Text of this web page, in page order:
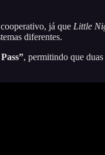
já que Little
diferentes.
, permitindo que